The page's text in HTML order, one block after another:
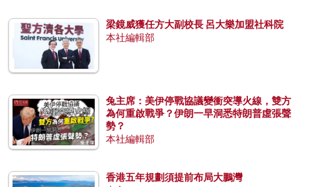
梁鏡威獲任方大副校長 呂大樂加盟社科院
本社編輯部
兔主席：美伊停戰協議變衝突導火線，雙方
為何重啟戰爭？伊朗一早洞悉特朗普虛張聲
勢？
本社編輯部
香港五年規劃須提前布局大鵬灣